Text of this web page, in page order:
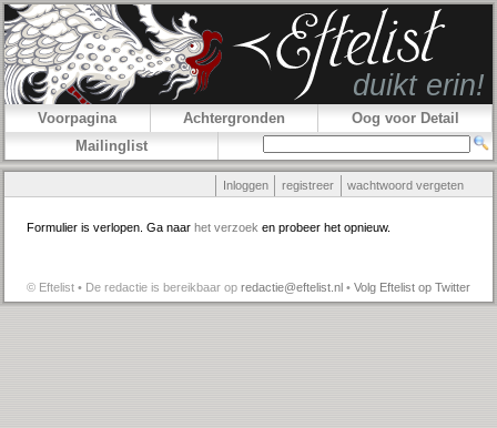
Voorpagina Achtergronden
Oog voor Detail
Mailinglist
Inloggen registreer wachtwoord vergeten
Formulier is verlopen. Ga naar het verzoek en probeer het opnieuw.
© Eftelist • De redactie is bereikbaar op redactie@eftelist.nl • Volg Eftelist op Twitter